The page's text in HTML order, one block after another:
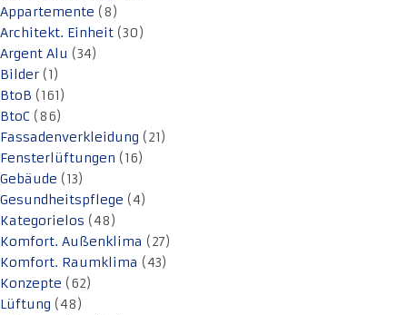
Appartemente (8)
Architekt. Einheit (30)
Argent Alu (34)
Bilder (1)
BtoB (161)
BtoC (86)
Fassadenverkleidung (21)
Fensterlüftungen (16)
Gebäude (13)
Gesundheitspflege (4)
Kategorielos (48)
Komfort. Außenklima (27)
Komfort. Raumklima (43)
Konzepte (62)
Lüftung (48)